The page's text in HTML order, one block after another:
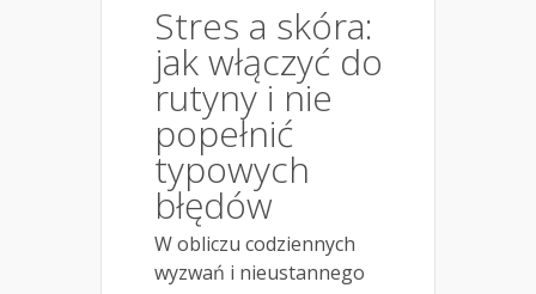
Stres a skóra:
jak włączyć do
rutyny i nie
popełnić
typowych
błędów
W obliczu codziennych
wyzwań i nieustannego